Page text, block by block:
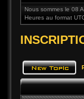
Nous sommes le 08
Heures au format